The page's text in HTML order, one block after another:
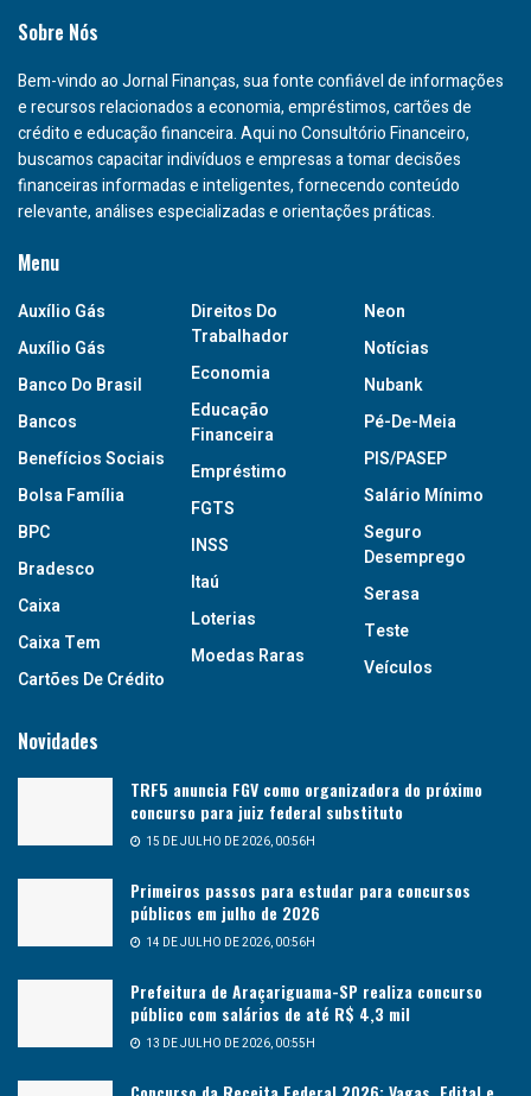
Sobre Nós
Bem-vindo ao Jornal Finanças, sua fonte confiável de informações
e recursos relacionados a economia, empréstimos, cartões de
crédito e educação financeira. Aqui no Consultório Financeiro,
buscamos capacitar indivíduos e empresas a tomar decisões
financeiras informadas e inteligentes, fornecendo conteúdo
relevante, análises especializadas e orientações práticas.
Menu
Auxílio Gás
Auxílio Gás
Banco Do Brasil
Bancos
Benefícios Sociais
Bolsa Família
BPC
Bradesco
Caixa
Caixa Tem
Cartões De Crédito
Direitos Do
Trabalhador
Economia
Educação
Financeira
Empréstimo
FGTS
INSS
Itaú
Loterias
Moedas Raras
Neon
Notícias
Nubank
Pé-De-Meia
PIS/PASEP
Salário Mínimo
Seguro
Desemprego
Serasa
Teste
Veículos
Novidades
TRF5 anuncia FGV como organizadora do próximo
concurso para juiz federal substituto
15 DE JULHO DE 2026, 00:56H
Primeiros passos para estudar para concursos
públicos em julho de 2026
14 DE JULHO DE 2026, 00:56H
Prefeitura de Araçariguama-SP realiza concurso
público com salários de até R$ 4,3 mil
13 DE JULHO DE 2026, 00:55H